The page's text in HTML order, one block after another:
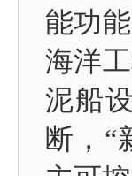
能功
海洋
泥船
断，“